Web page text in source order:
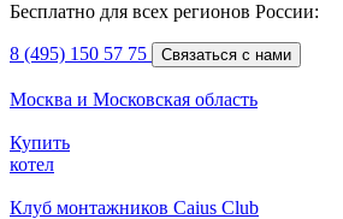
Бесплатно для всех регионов России:
8 (495) 150 57 75 Связаться с нами
Москва и Московская область
Купить
котел
Клуб монтажников Caius Club